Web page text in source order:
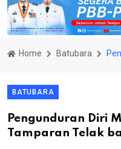
Home Batubara
BATUBARA
Pengunduran Diri
Tamparan Telak